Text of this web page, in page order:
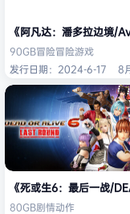
《阿凡达：潘多拉边境/
90GB冒险冒险游戏
发行日期：2024-6-17
8
《死或生6：最后一战/
80GB剧情动作